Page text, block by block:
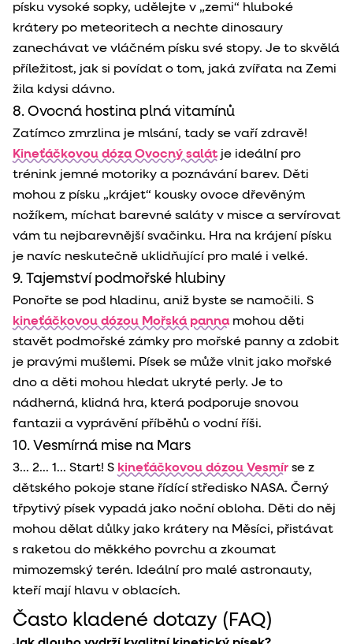
písku vysoké sopky, udělejte v „zemi“ hluboké
krátery po meteoritech a nechte dinosaury
zanechávat ve vláčném písku své stopy. Je to skvělá
příležitost, jak si povídat o tom, jaká zvířata na Zemi
žila kdysi dávno.
8. Ovocná hostina plná vitamínů
Zatímco zmrzlina je mlsání, tady se vaří zdravě!
Kineťáčkovou dóza Ovocný salát je ideální pro
trénink jemné motoriky a poznávání barev. Děti
mohou z písku „krájet“ kousky ovoce dřevěným
nožíkem, míchat barevné saláty v misce a servírovat
vám tu nejbarevnější svačinku. Hra na krájení písku
je navíc neskutečně uklidňující pro malé i velké.
9. Tajemství podmořské hlubiny
Ponořte se pod hladinu, aniž byste se namočili. S
kineťáčkovou dózou Mořská panna mohou děti
stavět podmořské zámky pro mořské panny a zdobit
je pravými mušlemi. Písek se může vlnit jako mořské
dno a děti mohou hledat ukryté perly. Je to
nádherná, klidná hra, která podporuje snovou
fantazii a vyprávění příběhů o vodní říši.
10. Vesmírná mise na Mars
3... 2... 1... Start! S kineťáčkovou dózou Vesmír se z
dětského pokoje stane řídící středisko NASA. Černý
třpytivý písek vypadá jako noční obloha. Děti do něj
mohou dělat důlky jako krátery na Měsíci, přistávat
s raketou do měkkého povrchu a zkoumat
mimozemský terén. Ideální pro malé astronauty,
kteří mají hlavu v oblacích.
Často kladené dotazy (FAQ)